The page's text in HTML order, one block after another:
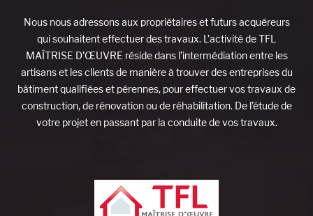
Nous nous adressons aux propriétaires et futurs acquéreurs
qui souhaitent effectuer des travaux. L’activité de TFL
MAÎTRISE D’ŒUVRE réside dans l’intermédiation entre les
artisans et les clients de manière à trouver des entreprises du
bâtiment qualifiées et pérennes, pour effectuer vos travaux de
construction, de rénovation ou de réhabilitation. De l’étude de
votre projet en passant par la conduite de vos travaux.